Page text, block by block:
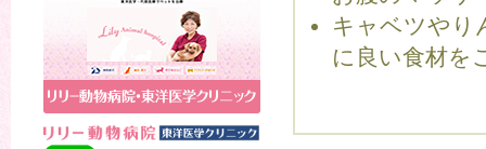
キャベツやり
に良い食材を